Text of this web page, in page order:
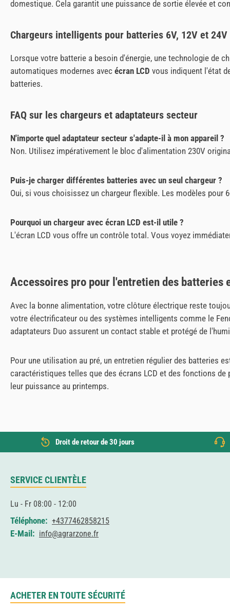
domestique. Cela garantit une puissance de sortie élevée et
Chargeurs intelligents pour batteries 6V, 12V et 24V
Lorsque votre batterie a besoin d'énergie, une technologie de
automatiques modernes avec écran LCD vous indiquent l'état
batteries.
FAQ sur les chargeurs et adaptateurs secteur
N'importe quel adaptateur secteur s'adapte-il à mon appareil ?
Non. Utilisez impérativement le bloc d'alimentation 230V
Puis-je charger différentes batteries avec un seul chargeur ?
Oui, si vous choisissez un chargeur flexible. Les modèles
Pourquoi un chargeur avec écran LCD est-il utile ?
L'écran LCD vous offre un contrôle total. Vous voyez
Accessoires pro pour l'entretien des batteries
Avec la bonne alimentation, votre clôture électrique reste
votre électrificateur ou des systèmes intelligents comme le
adaptateurs Duo assurent un contact stable et protégé de
Pour une utilisation au pré, un entretien régulier des batteries
caractéristiques telles que des écrans LCD et des fonctions
leur puissance au printemps.
Droit de retour de 30 jours
SERVICE CLIENTÈLE
Lu - Fr 08:00 - 12:00
Téléphone: +4377462858215
E-Mail: info@agrarzone.fr
ACHETER EN TOUTE SÉCURITÉ